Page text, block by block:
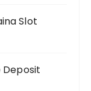
Slot
Deposit